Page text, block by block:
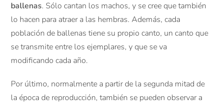
ballenas. Sólo cantan los machos, y se cree que también
lo hacen para atraer a las hembras. Además, cada
población de ballenas tiene su propio canto, un canto que
se transmite entre los ejemplares, y que se va
modificando cada año.
Por último, normalmente a partir de la segunda mitad de
la época de reproducción, también se pueden observar a